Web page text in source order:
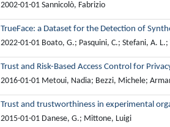
2002-01-01 Sannicolò, Fabrizio
TrueFace: a Dataset for the Detection of
2022-01-01 Boato, G.; Pasquini, C.; Stefani, A.
Trust and Risk-Based Access Control for
2016-01-01 Metoui, Nadia; Bezzi, Michele;
Trust and trustworthiness in experimental
2015-01-01 Danese, G.; Mittone, Luigi